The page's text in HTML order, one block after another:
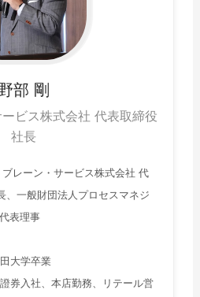
部 剛
ビス株式会社 代表取締役
社長
レーン・サービス株式会社 代
、一般財団法人プロセスマネジ
表理事
大学卒業
券入社、本店勤務、リテール営